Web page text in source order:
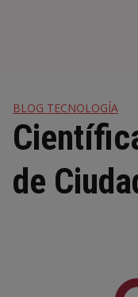
BLOG TECNOLOGÍA
de